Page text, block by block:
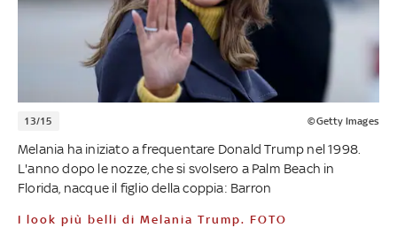
13/15 ©Getty Images
Melania ha iniziato a frequentare Donald Trump nel 1998.
L'anno dopo le nozze, che si svolsero a Palm Beach in
Florida, nacque il figlio della coppia: Barron
I look più belli di Melania Trump. FOTO